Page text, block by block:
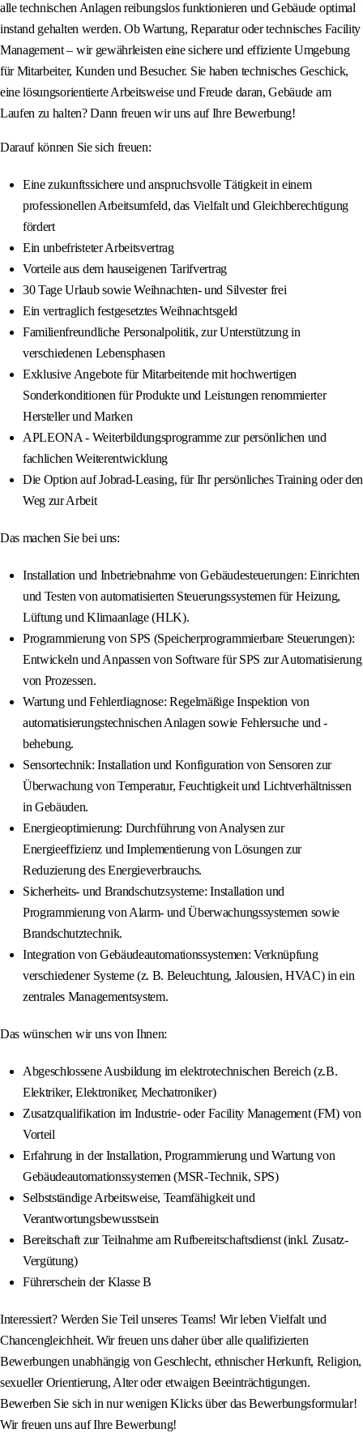
alle technischen Anlagen reibungslos funktionieren und Gebäude optimal
instand gehalten werden. Ob Wartung, Reparatur oder technisches Facility
Management – wir gewährleisten eine sichere und effiziente Umgebung
für Mitarbeiter, Kunden und Besucher. Sie haben technisches Geschick,
eine lösungsorientierte Arbeitsweise und Freude daran, Gebäude am
Laufen zu halten? Dann freuen wir uns auf Ihre Bewerbung!
Darauf können Sie sich freuen:
Eine zukunftssichere und anspruchsvolle Tätigkeit in einem
professionellen Arbeitsumfeld, das Vielfalt und Gleichberechtigung
fördert
Ein unbefristeter Arbeitsvertrag
Vorteile aus dem hauseigenen Tarifvertrag
30 Tage Urlaub sowie Weihnachten- und Silvester frei
Ein vertraglich festgesetztes Weihnachtsgeld
Familienfreundliche Personalpolitik, zur Unterstützung in
verschiedenen Lebensphasen
Exklusive Angebote für Mitarbeitende mit hochwertigen
Sonderkonditionen für Produkte und Leistungen renommierter
Hersteller und Marken
APLEONA - Weiterbildungsprogramme zur persönlichen und
fachlichen Weiterentwicklung
Die Option auf Jobrad-Leasing, für Ihr persönliches Training oder den
Weg zur Arbeit
Das machen Sie bei uns:
Installation und Inbetriebnahme von Gebäudesteuerungen: Einrichten
und Testen von automatisierten Steuerungssystemen für Heizung,
Lüftung und Klimaanlage (HLK).
Programmierung von SPS (Speicherprogrammierbare Steuerungen):
Entwickeln und Anpassen von Software für SPS zur Automatisierung
von Prozessen.
Wartung und Fehlerdiagnose: Regelmäßige Inspektion von
automatisierungstechnischen Anlagen sowie Fehlersuche und -
behebung.
Sensortechnik: Installation und Konfiguration von Sensoren zur
Überwachung von Temperatur, Feuchtigkeit und Lichtverhältnissen
in Gebäuden.
Energieoptimierung: Durchführung von Analysen zur
Energieeffizienz und Implementierung von Lösungen zur
Reduzierung des Energieverbrauchs.
Sicherheits- und Brandschutzsysteme: Installation und
Programmierung von Alarm- und Überwachungssystemen sowie
Brandschutztechnik.
Integration von Gebäudeautomationssystemen: Verknüpfung
verschiedener Systeme (z. B. Beleuchtung, Jalousien, HVAC) in ein
zentrales Managementsystem.
Das wünschen wir uns von Ihnen:
Abgeschlossene Ausbildung im elektrotechnischen Bereich (z.B.
Elektriker, Elektroniker, Mechatroniker)
Zusatzqualifikation im Industrie- oder Facility Management (FM) von
Vorteil
Erfahrung in der Installation, Programmierung und Wartung von
Gebäudeautomationssystemen (MSR-Technik, SPS)
Selbstständige Arbeitsweise, Teamfähigkeit und
Verantwortungsbewusstsein
Bereitschaft zur Teilnahme am Rufbereitschaftsdienst (inkl. Zusatz-
Vergütung)
Führerschein der Klasse B
Interessiert? Werden Sie Teil unseres Teams! Wir leben Vielfalt und
Chancengleichheit. Wir freuen uns daher über alle qualifizierten
Bewerbungen unabhängig von Geschlecht, ethnischer Herkunft, Religion,
sexueller Orientierung, Alter oder etwaigen Beeinträchtigungen.
Bewerben Sie sich in nur wenigen Klicks über das Bewerbungsformular!
Wir freuen uns auf Ihre Bewerbung!